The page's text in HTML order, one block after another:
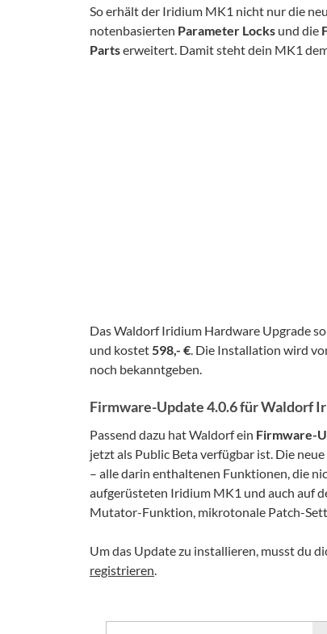
So erhält der Iridium MK1 nicht nur die
notenbasierten Parameter Locks und die
Partserweitert. Damit steht dein MK1
Das Waldorf Iridium Hardware Upgrade
und kostet 598,- € . Die Installation wird
noch bekanntgeben.
Firmware-Update 4.0.6 für Waldorf
Passend dazu hat Waldorf ein Firmware-
jetzt als Public Beta verfügbar ist. Die
– alle darin enthaltenen Funktionen, die
aufgerüsteten Iridium MK1 und auch auf
Mutator-Funktion, mikrotonale Patch-
Um das Update zu installieren, musst du
registrieren